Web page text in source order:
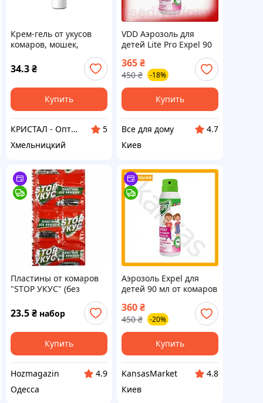
Крем-гель от укусов
комаров, мошек,
насекомых ТМ Чистый
Дом, 50 мл, спайка 8
штук
34.3₴
Купить
КРИСТАЛ - Оптовая и розничная торговля одноразовой посудой, товарами санитарно-бытового назначения
5
Хмельницкий
VDD Аэрозоль для
детей Lite Pro Expel 90
клещей защита от
укусов насекомых
противомоски VDD11-S
365₴
450 ₴ -18%
Купить
Все для дому
4.7
Киев
Пластины от комаров
"STOP УКУС" (без
23.5₴ набор
Купить
Hozmagazin
4.9
Одесса
Аэрозоль Expel для
детей 90 мл от комаров
и клещей защита от
укусов насекомых
средство от мошек
360₴
450 ₴ -20%
Купить
KansasMarket
4.8
Киев